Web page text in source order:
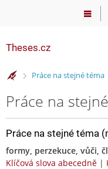
Theses.cz
>Práce na stejné téma
Práce na
Práce na stejné téma
formy, perzekuce, vůči,
Klíčová slova abecedně |